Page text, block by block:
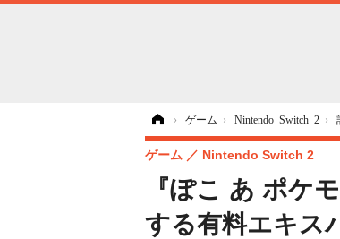
› ゲーム › Nintendo Switch 2 ›
『ぽこ あ ポケ
する有料エキス
ゲーム Nintendo Switch 2